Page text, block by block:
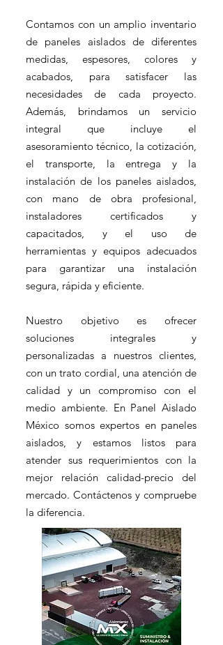
Contamos con un amplio inventario
de paneles aislados de diferentes
medidas, espesores, colores y
acabados, para satisfacer las
necesidades de cada proyecto.
Además, brindamos un servicio
integral que incluye el
asesoramiento técnico, la cotización,
el transporte, la entrega y la
instalación de los paneles aislados,
con mano de obra profesional,
instaladores certificados y
capacitados, y el uso de
herramientas y equipos adecuados
para garantizar una instalación
segura, rápida y eficiente.
Nuestro objetivo es ofrecer
soluciones integrales y
personalizadas a nuestros clientes,
con un trato cordial, una atención de
calidad y un compromiso con el
medio ambiente. En Panel Aislado
México somos expertos en paneles
aislados, y estamos listos para
atender sus requerimientos con la
mejor relación calidad-precio del
mercado. Contáctenos y compruebe
la diferencia.